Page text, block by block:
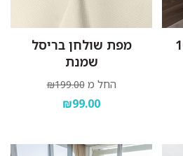
מפת שולחן בריסל
שמנת
החל מ ₪199.00
₪99.00